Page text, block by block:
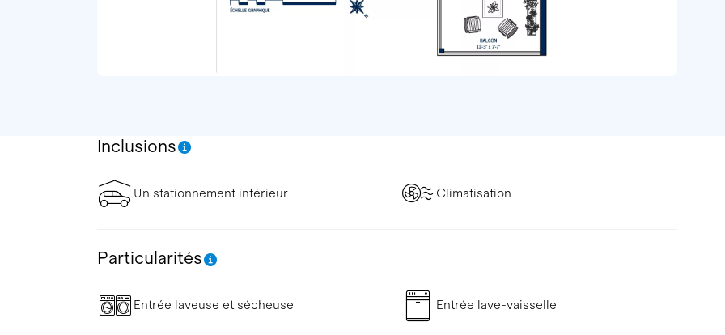
Inclusions
Un stationnement intérieur Climatisation
Particularités
Entrée laveuse et sécheuse Entrée lave-vaisselle